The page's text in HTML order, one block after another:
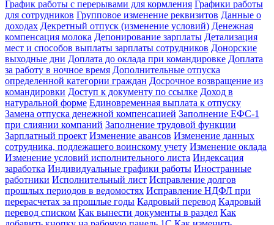
График работы с перерывами для кормления Графики работы
для сотрудников Групповое изменение реквизитов Данные о
доходах Декретный отпуск (изменение условий) Денежная
компенсация молока Депонирование зарплаты Детализация
мест и способов выплаты зарплаты сотрудников Донорские
выходные дни Доплата до оклада при командировке Доплата
за работу в ночное время Дополнительные отпуска
определенной категории граждан Досрочное возвращение из
командировки Доступ к документу по ссылке Доход в
натуральной форме Единовременная выплата к отпуску
Замена отпуска денежной компенсацией Заполнение ЕФС-1
при слиянии компаний Заполнение трудовой функции
Зарплатный проект Изменение авансов Изменение данных
сотрудника, подлежащего воинскому учету Изменение оклада
Изменение условий исполнительного листа Индексация
заработка Индивидуальные графики работы Иностранные
работники Исполнительный лист Исправление долгов
прошлых периодов в ведомостях Исправление НДФЛ при
перерасчетах за прошлые годы Кадровый перевод Кадровый
перевод списком Как вынести документы в раздел Как